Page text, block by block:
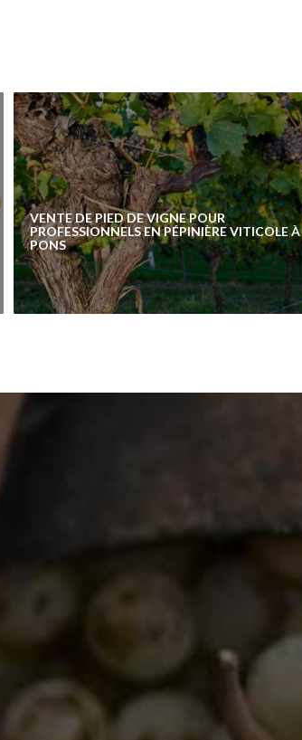
VENTE DE PIED DE VIGNE POUR
PROFESSIONNELS EN PÉPINIÈRE VITICOLE À
PONS